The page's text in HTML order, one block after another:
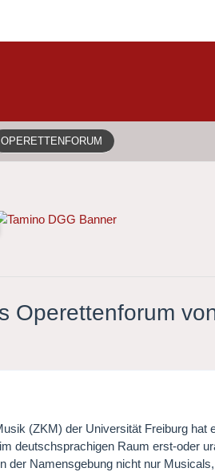
OPERETTENFORUM
Operettenforum
(ZKM) der Universität Freiburg hat
deutschsprachigen Raum erst-oder
der Namensgebung nicht nur